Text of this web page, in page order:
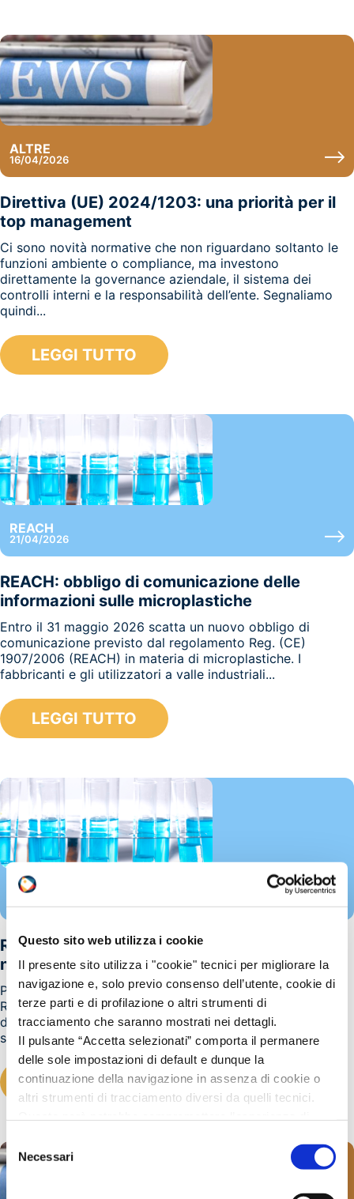
Questo sito web utilizza i cookie
Il presente sito utilizza i "cookie" tecnici per migliorare la
navigazione e, solo previo consenso dell’utente, cookie di
terze parti e di profilazione o altri strumenti di
tracciamento che saranno mostrati nei dettagli.
Il pulsante “Accetta selezionati” comporta il permanere
delle sole impostazioni di default e dunque la
continuazione della navigazione in assenza di cookie o
altri strumenti di tracciamento diversi da quelli tecnici.
Invitiamo a prendere visione della nostra policy in
conformità al Reg. UE 679/2016 (GDPR) al seguente link
Selezione
del
consenso
Necessari
ALTRE
16/04/2026
Direttiva (UE) 2024/1203: una priorità per il
top management
Ci sono novità normative che non riguardano soltanto le
funzioni ambiente o compliance, ma investono
direttamente la governance aziendale, il sistema dei
controlli interni e la responsabilità dell’ente. Segnaliamo
quindi...
LEGGI TUTTO
REACH
21/04/2026
REACH: obbligo di comunicazione delle
informazioni sulle microplastiche
Entro il 31 maggio 2026 scatta un nuovo obbligo di
comunicazione previsto dal regolamento Reg. (CE)
1907/2006 (REACH) in materia di microplastiche. I
fabbricanti e gli utilizzatori a valle industriali...
LEGGI TUTTO
REACH
REACH: Restrizione sul 2,4 dinitrotoluene
negli articoli
Pubblicato in G.U.U.E. serie L del 21 aprile 2026 il
Regolamento (UE) 2026/859 che modifica l’allegato XVII
del REACH introducendo una nuova restrizione
sull’immissione sul mercato e l’uso del 2,4...
LEGGI TUTTO